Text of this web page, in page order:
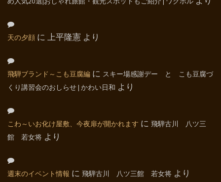
天の夕顔 に 上平隆憲 より
飛騨ブランド～こも豆腐編 に スキー場感謝デー と こも豆腐づ
くり講習会のおしらせ | かわい日和 より
こわ～いお化け屋敷、今夜扉が開かれます に 飛騨古川 八ツ三
館 若女将 より
週末のイベント情報 に 飛騨古川 八ツ三館 若女将 より